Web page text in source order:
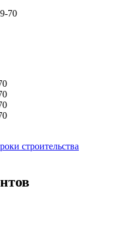
строительства